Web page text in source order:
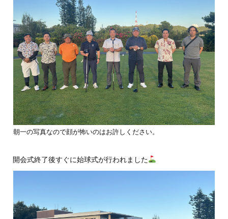
朝一の写真なので顔が怖いのはお許しください。
開会式終了後すぐに始球式が行われました